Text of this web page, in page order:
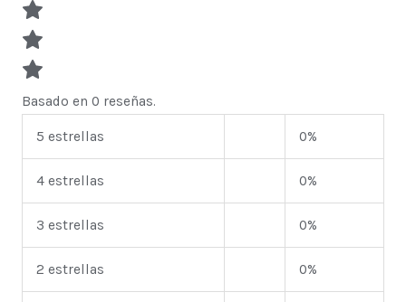
Basado en 0 reseñas.
5 estrellas 0%
4 estrellas 0%
3 estrellas 0%
2 estrellas 0%